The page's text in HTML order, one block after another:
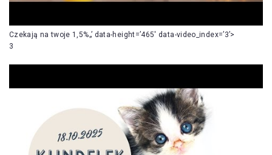
Czekają na twoje 1,5%„’ data-height=’465′ data-video_index=’3’>
3